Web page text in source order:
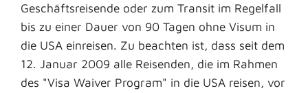
Geschäftsreisende oder zum Transit im Regelfall
bis zu einer Dauer von 90 Tagen ohne Visum in
die USA einreisen. Zu beachten ist, dass seit dem
12. Januar 2009 alle Reisenden, die im Rahmen
des "Visa Waiver Program" in die USA reisen, vor